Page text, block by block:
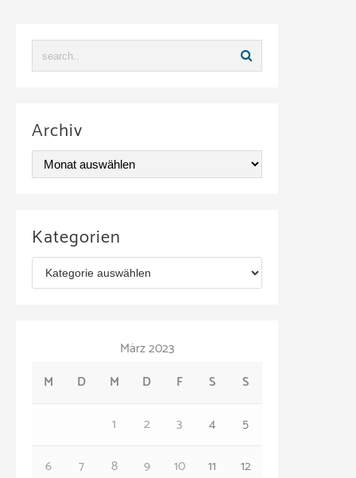
Archiv
hKategorien
März 2023
M
D M D F S
S
1
2 3 4
5
6
7 8 9 10 11
12